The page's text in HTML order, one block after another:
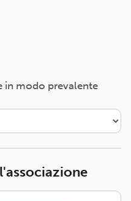
in modo prevalente